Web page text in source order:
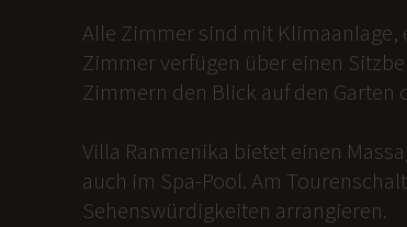
Alle Zimmer sind mit Klimaanlage,
Zimmer verfügen über einen
Zimmern den Blick auf den Garten
Villa Ranmenika bietet einen
auch im Spa-Pool. Am
Sehenswürdigkeiten arrangieren.